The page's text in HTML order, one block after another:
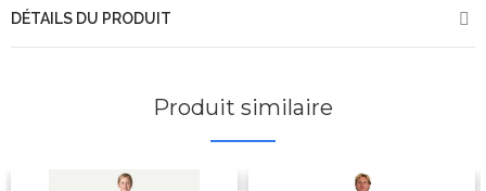
DÉTAILS DU PRODUIT
Produit similaire